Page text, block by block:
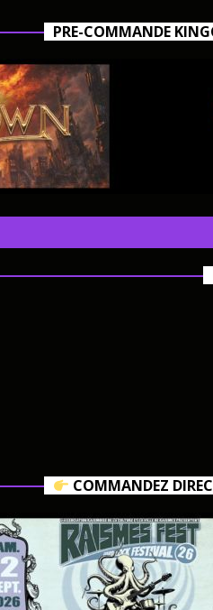
PRE-COMMANDE
COMMANDEZ